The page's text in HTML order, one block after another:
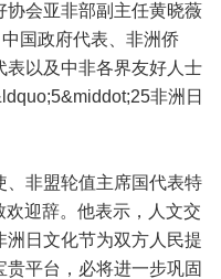
协会亚非部副主任黄晓薇
国政府代表、非洲侨
表以及中非各界友好人士
非洲日
、非盟轮值主席国代表特
迎辞。他表示，人文交
日文化节为双方人民提
平台，必将进一步巩固